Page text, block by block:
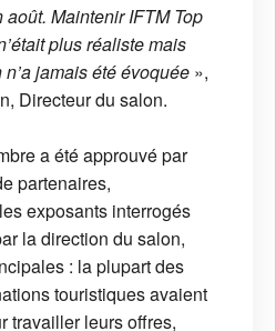
Maintenir IFTM Top
plus réaliste mais
jamais été évoquée »,
Directeur du salon.
a été approuvé par
partenaires,
exposants interrogés
la direction du salon,
: la plupart des
touristiques avaient
travailler leurs offres,